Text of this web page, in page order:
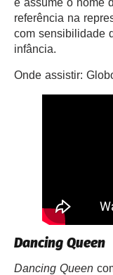
e assume o nome
referência na
com sensibilidade
infância.
Onde assistir:
Dancing Queen
Dancing Queen